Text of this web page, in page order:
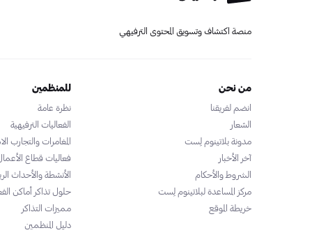
منصة اكتشاف وتسويق المحتوى الترفيهي
من نحن
انضم لفريقنا
الشعار
مدونة بلاتينوم لِست
آخر الأخبار
الشروط والأحكام
مركز المساعدة لبلاتينوم لِست
خريطة الموقع
للمنظمين
نظرة عامة
الفعاليات الترفيهية
المغامرات والتجارب
فعاليات قطاع
الأنشطة والأحداث
حلول تذاكر أماكن
مميزات التذاكر
دليل المنظمين